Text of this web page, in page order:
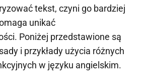
tekst, czyni go bardziej
unikać
Poniżej przedstawione są
i przykłady użycia różnych
w języku angielskim.